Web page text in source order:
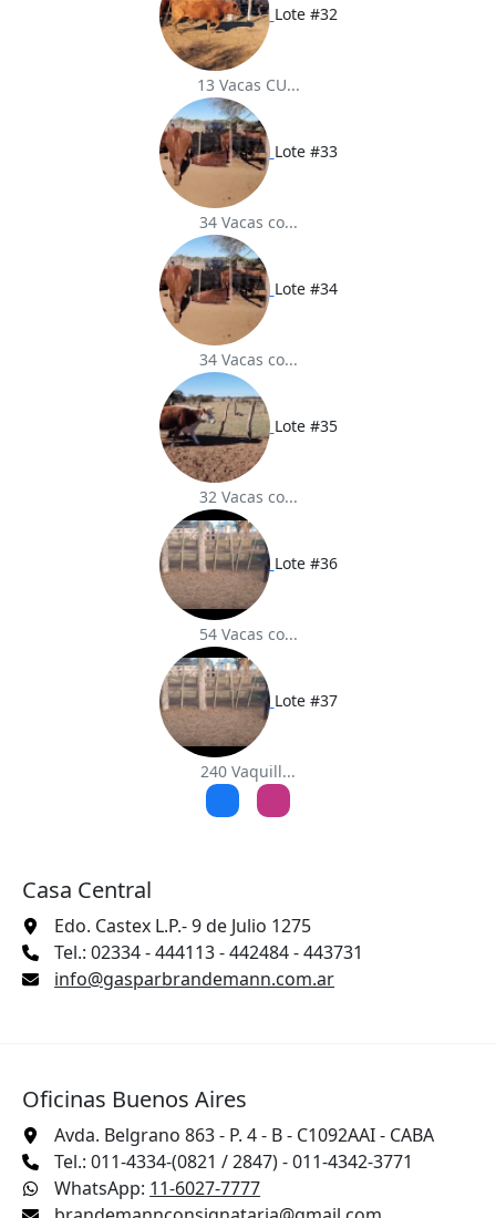
Lote #32
13 Vacas CU...
Lote #33
34 Vacas co...
Lote #34
34 Vacas co...
Lote #35
32 Vacas co...
Lote #36
54 Vacas co...
Lote #37
240 Vaquill...
Casa Central
Edo. Castex L.P.- 9 de Julio 1275
Tel.: 02334 - 444113 - 442484 - 443731
info@gasparbrandemann.com.ar
Oficinas Buenos Aires
Avda. Belgrano 863 - P. 4 - B - C1092AAI - CABA
Tel.: 011-4334-(0821 / 2847) - 011-4342-3771
WhatsApp: 11-6027-7777